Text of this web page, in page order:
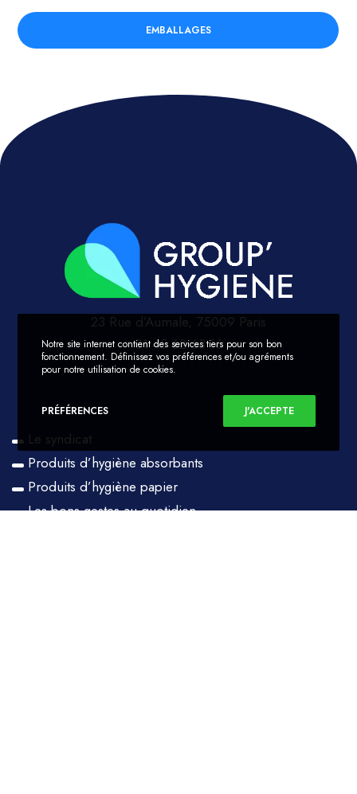
EMBALLAGES
23 Rue d’Aumale, 75009 Paris
01 45 62 63 16
Le syndicat
Produits d’hygiène absorbants
Produits d’hygiène papier
Les bons gestes au quotidien
Notre site internet contient des services tiers pour son bon
fonctionnement. Définissez vos préférences et/ou agréments
pour notre utilisation de cookies.
PRÉFÉRENCES J'ACCEPTE